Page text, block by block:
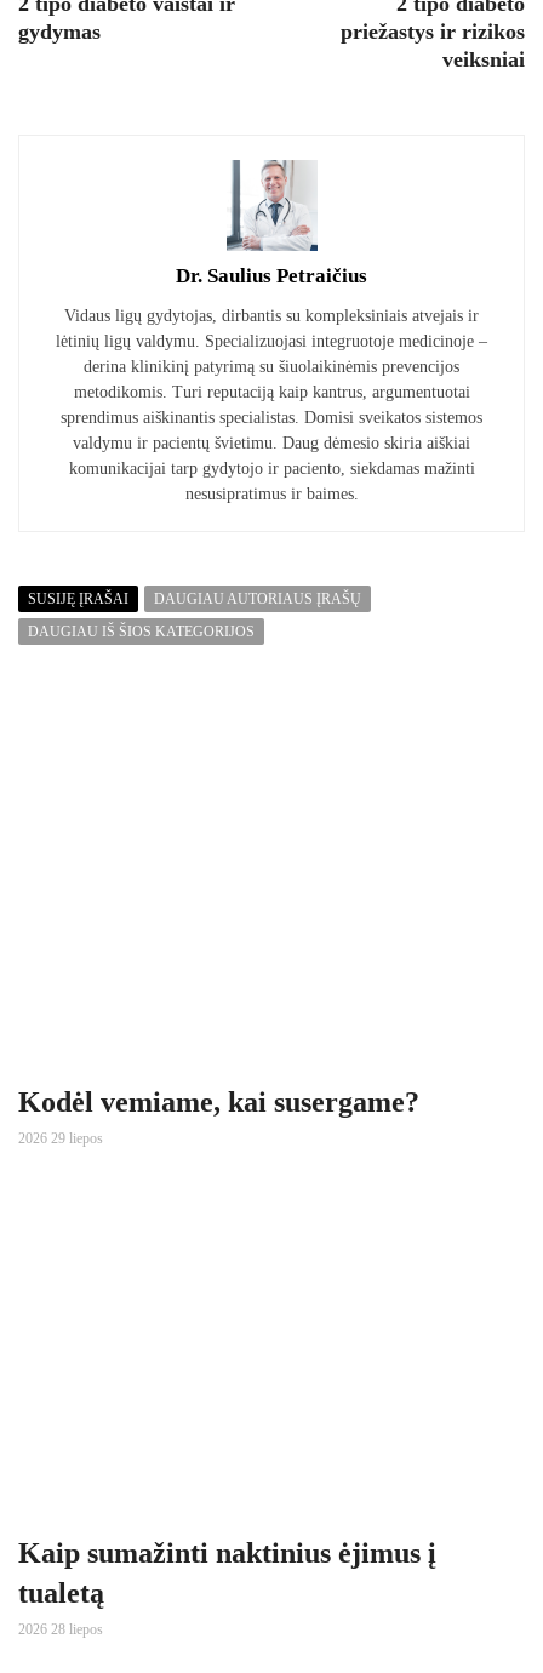
gydymas
priežastys ir rizikos
veiksniai
Dr. Saulius Petraičius
Vidaus ligų gydytojas, dirbantis su kompleksiniais atvejais ir
lėtinių ligų valdymu. Specializuojasi integruotoje medicinoje –
derina klinikinį patyrimą su šiuolaikinėmis prevencijos
metodikomis. Turi reputaciją kaip kantrus, argumentuotai
sprendimus aiškinantis specialistas. Domisi sveikatos sistemos
valdymu ir pacientų švietimu. Daug dėmesio skiria aiškiai
komunikacijai tarp gydytojo ir paciento, siekdamas mažinti
nesusipratimus ir baimes.
SUSIJĘ ĮRAŠAI
DAUGIAU AUTORIAUS ĮRAŠŲ
DAUGIAU IŠ ŠIOS KATEGORIJOS
Kodėl vemiame, kai susergame?
2026 29 liepos
Kaip sumažinti naktinius ėjimus į
tualetą
2026 28 liepos